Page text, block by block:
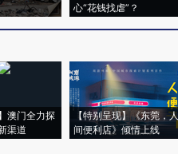
心“花钱找虐”？
澳门全力探
渠道
【特别呈现】《东莞，人
间便利店》倾情上线